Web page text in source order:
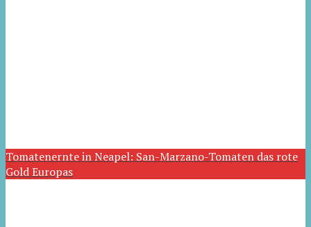
Tomatenernte in Neapel: San-Marzano-Tomaten das rote
Gold Europas